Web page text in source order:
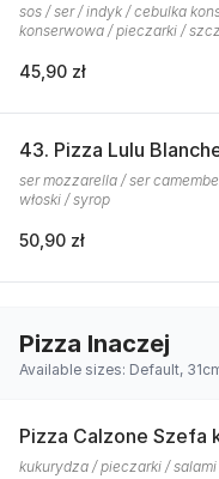
sos / ser / indyk / cebulka
konserwowa / pieczarki /
45,90 zł
43. Pizza Lulu
ser mozzarella / ser
włoski / syrop
50,90 zł
Pizza Inaczej
Available sizes: Default,
Pizza Calzone Szefa
kukurydza / pieczarki /